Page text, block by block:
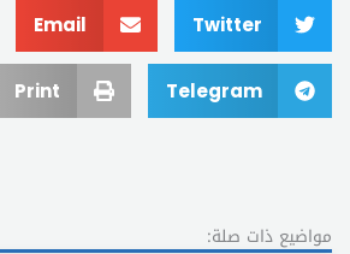
Twitter
Email
Telegram
Print
مواضيع ذات صلة: